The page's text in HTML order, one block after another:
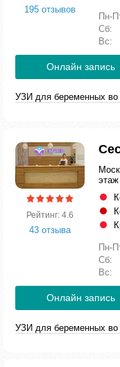
195 отзывов
Пн-
Сб:
Вс:
Онлайн запись
УЗИ для беременных во
Рейтинг: 4.6
43 отзыва
Пн-
Сб:
Вс:
Онлайн запись
УЗИ для беременных во